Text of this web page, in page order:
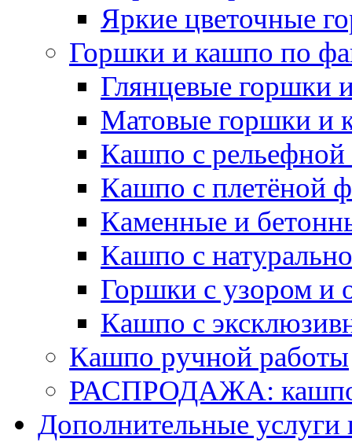
Яркие цветочные
Горшки и кашпо по
Глянцевые горшки
Матовые горшки и
Кашпо с рельефной
Кашпо с плетёной
Каменные и
Кашпо с
Горшки с узором и
Кашпо с
Кашпо ручной работы
РАСПРОДАЖА: кашпо
Дополнительные услуги